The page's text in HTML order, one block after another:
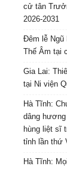
cử tân
2026-2031
Đêm lễ Ngũ
Thế Âm tại
Gia Lai:
tại Ni viện
Hà Tĩnh:
dâng
hùng liệt sĩ
tỉnh lần thứ
Hà Tĩnh: